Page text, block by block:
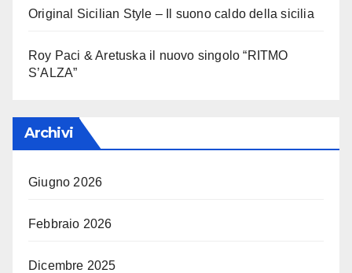
Original Sicilian Style – Il suono caldo della sicilia
Roy Paci & Aretuska il nuovo singolo “RITMO
S’ALZA”
Archivi
Giugno 2026
Febbraio 2026
Dicembre 2025